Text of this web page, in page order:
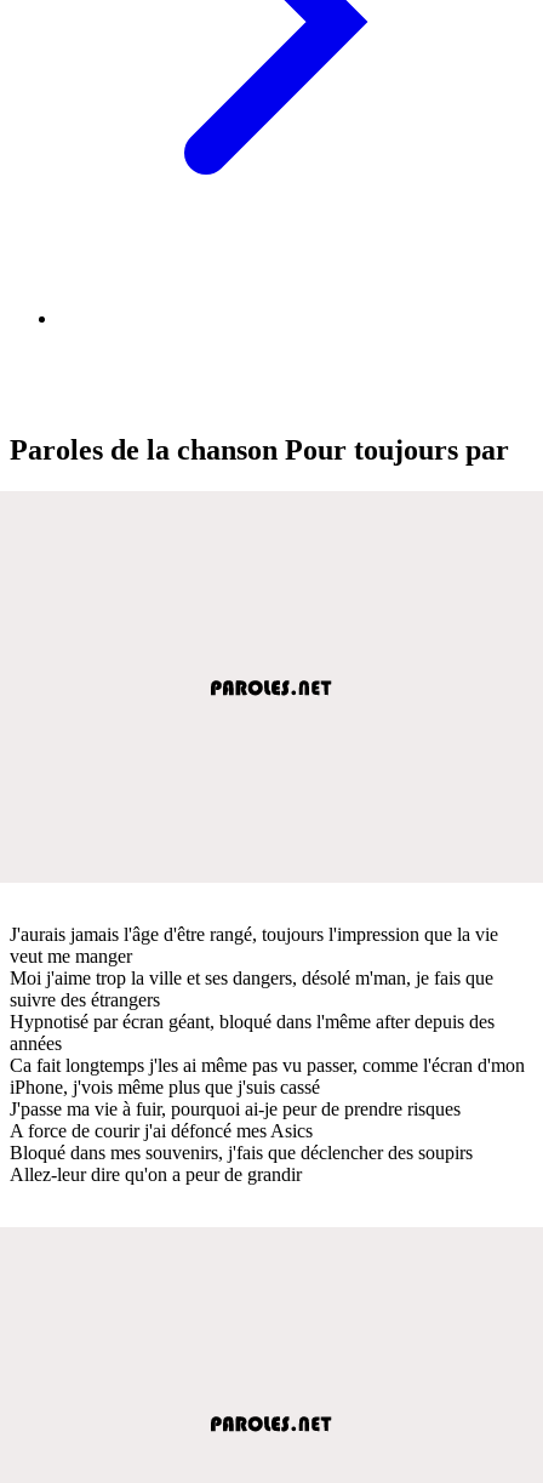
Paroles de la chanson Pour toujours par
J'aurais jamais l'âge d'être rangé, toujours l'impression que la vie
veut me manger
Moi j'aime trop la ville et ses dangers, désolé m'man, je fais que
suivre des étrangers
Hypnotisé par écran géant, bloqué dans l'même after depuis des
années
Ca fait longtemps j'les ai même pas vu passer, comme l'écran d'mon
iPhone, j'vois même plus que j'suis cassé
J'passe ma vie à fuir, pourquoi ai-je peur de prendre risques
A force de courir j'ai défoncé mes Asics
Bloqué dans mes souvenirs, j'fais que déclencher des soupirs
Allez-leur dire qu'on a peur de grandir